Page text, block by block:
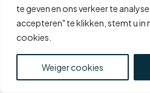
te geven en ons verkeer te
accepteren" te klikken, stemt u in
cookies.
Weiger cookies